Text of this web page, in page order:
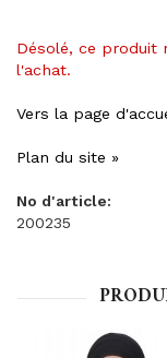
Désolé, ce produit
l'achat.
Vers la page
Plan du site »
No d'article:
200235